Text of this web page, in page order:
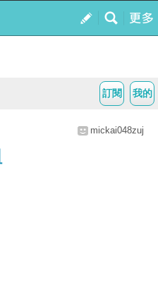
我的
訂閱
mickai048zuj